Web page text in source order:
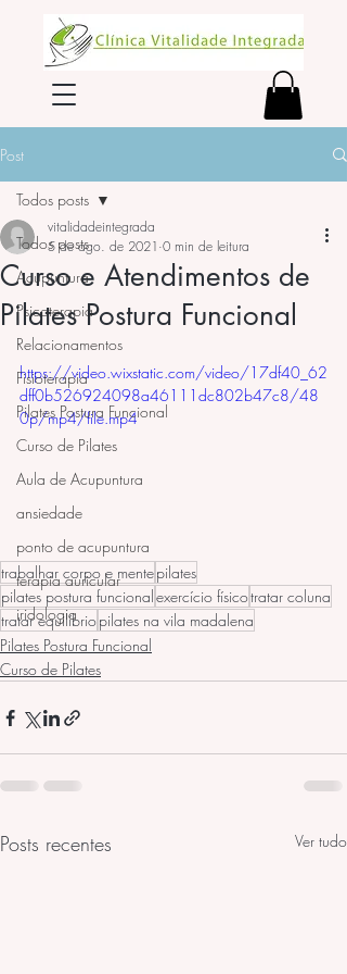
Post
Todos posts
Acupuntura
Psicoterapia
Relacionamentos
Fisioterapia
Pilates Postura Funcional
Curso de Pilates
Aula de Acupuntura
ansiedade
ponto de acupuntura
terapia auricular
iridologia
Todos posts
Curso e Atendimentos de
Pilates Postura Funcional
vitalidadeintegrada
5 de ago. de 2021 0 min de leitura
https://video.wixstatic.com/video/17df40_62
dff0b526924098a46111dc802b47c8/48
0p/mp4/file.mp4
trabalhar corpo e mentepilates
pilates postura funcional exercício físicotratar coluna
tratar equilíbriopilates na vila madalena
Pilates Postura Funcional
Curso de Pilates
Posts recentes Ver tudo